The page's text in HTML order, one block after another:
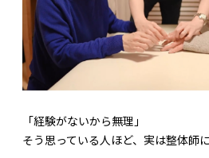
「経験がないから無理」
そう思っている人ほど、実は整体師